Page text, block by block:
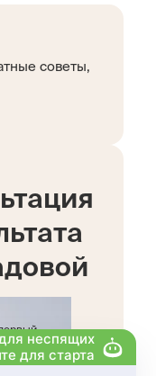
советы,
и СНГ